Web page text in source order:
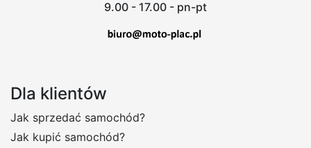
9.00 - 17.00 - pn-pt
Dla klientów
Jak sprzedać samochód?
Jak kupić samochód?